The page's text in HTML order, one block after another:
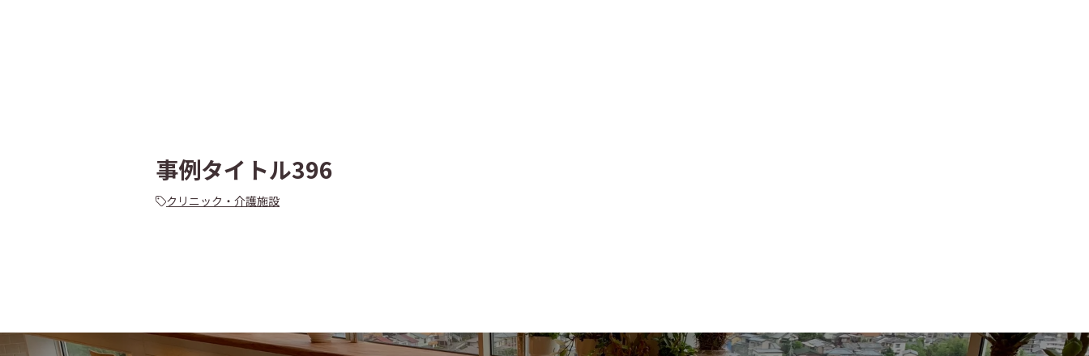
事例タイトル396
クリニック・介護施設